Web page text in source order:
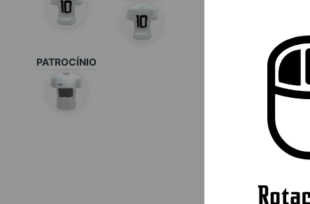
PATROCÍNIO